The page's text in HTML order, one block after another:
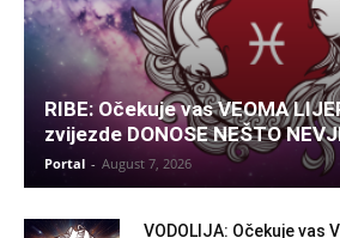
RIBE: Očekuje vas VEOMA
zvijezde DONOSE NEŠTO
Portal - August 7, 2026
VODOLIJA: Očekuje vas